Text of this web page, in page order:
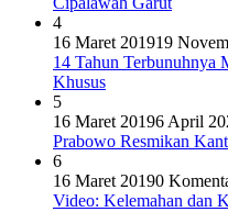
4
16 Maret 201919
14 Tahun Terbunuhnya
Khusus
5
16 Maret 20196 April
Prabowo Resmikan
6
16 Maret 20190
Video: Kelemahan dan